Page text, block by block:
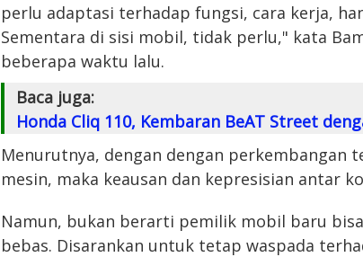
perlu adaptasi terhadap fungsi, cara kerja,
Sementara di sisi mobil, tidak perlu," kata
beberapa waktu lalu.
Baca juga:
Honda Cliq 110, Kembaran BeAT Street
Menurutnya, dengan dengan perkembangan
mesin, maka keausan dan kepresisian antar
Namun, bukan berarti pemilik mobil baru
bebas. Disarankan untuk tetap waspada